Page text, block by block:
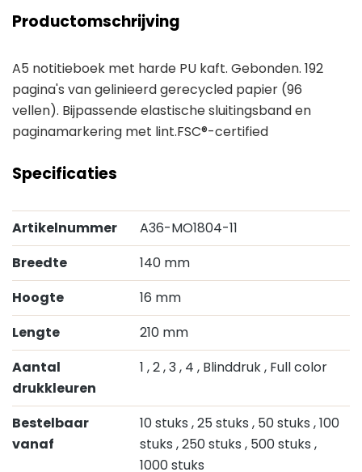
Productomschrijving
A5 notitieboek met harde PU kaft. Gebonden. 192
pagina's van gelinieerd gerecycled papier (96
vellen). Bijpassende elastische sluitingsband en
paginamarkering met lint.FSC®-certified
Specificaties
Artikelnummer
A36-MO1804-11
Breedte
140 mm
Hoogte
16 mm
Lengte
210 mm
Aantal
drukkleuren
1 , 2, 3, 4 , Blinddruk, Full color
Bestelbaar
vanaf
10 stuks , 25 stuks , 50 stuks , 100
stuks , 250 stuks , 500 stuks ,
1000 stuks